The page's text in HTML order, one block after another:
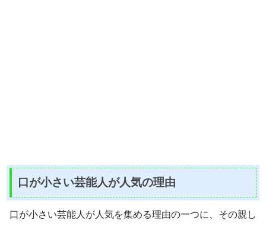
口が小さい芸能人が人気の理由
口が小さい芸能人が人気を集める理由の一つに、その親し